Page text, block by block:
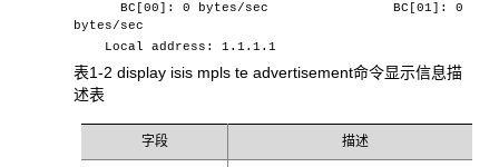
BC[00]: 0 bytes/sec BC[01]: 0
bytes/sec
Local address: 1.1.1.1
表1-2 display isis mpls te advertisement命令显示信息描
述表
字段 描述